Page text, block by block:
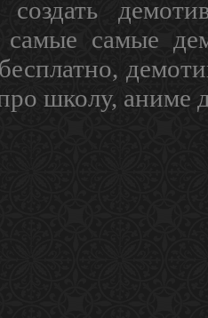
создать
самые самые
школу, аниме